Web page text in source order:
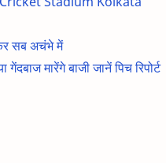
सब अचंभे में
मारेंगे बाजी जानें पिच रिपोर्ट